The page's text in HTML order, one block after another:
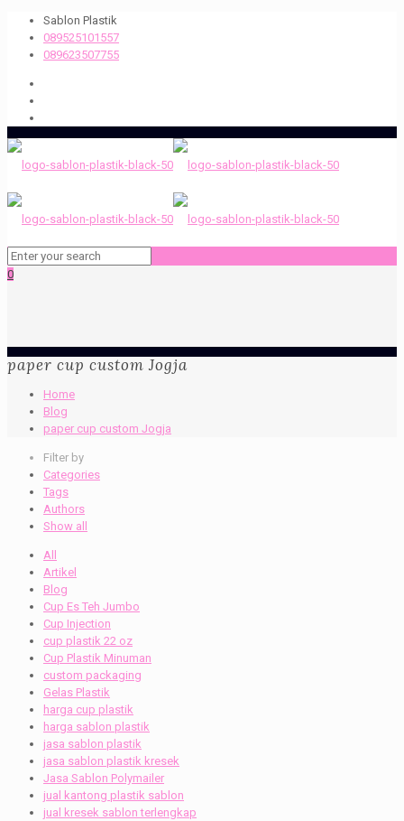
Sablon Plastik
089525101557
089623507755
0
paper cup custom Jogja
Home
Blog
paper cup custom Jogja
Filter by
Categories
Tags
Authors
Show all
All
Artikel
Blog
Cup Es Teh Jumbo
Cup Injection
cup plastik 22 oz
Cup Plastik Minuman
custom packaging
Gelas Plastik
harga cup plastik
harga sablon plastik
jasa sablon plastik
jasa sablon plastik kresek
Jasa Sablon Polymailer
jual kantong plastik sablon
jual kresek sablon terlengkap